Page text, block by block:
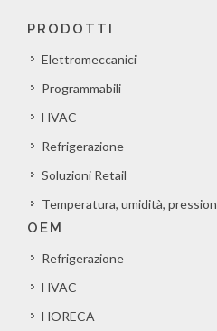
PRODOTTI
Elettromeccanici
Programmabili
HVAC
Refrigerazione
Soluzioni Retail
Temperatura, umidità,
OEM
Refrigerazione
HVAC
HORECA